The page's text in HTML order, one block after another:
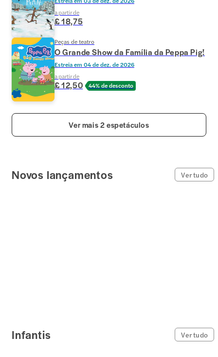
a partir de
£ 18,75
Peças de teatro
O Grande Show da Família da Peppa Pig!
Estreia em 04 de dez. de 2026
a partir de
£ 12,50 44% de desconto
Ver mais 2 espetáculos
Novos lançamentos Ver tudo
Infantis Ver tudo